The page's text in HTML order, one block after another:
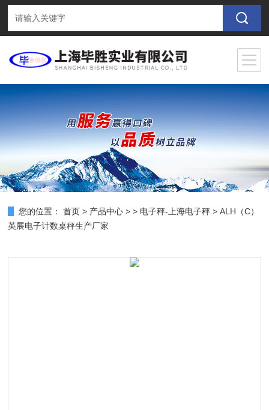
您的位置： 首页 > 产品中心 > > 电子秤-上海电子秤 > ALH（C）
英展电子计数桌秤生产厂家